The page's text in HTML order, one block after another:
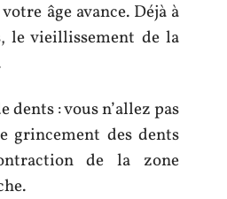
âge avance. Déjà à
le vieillissement de la
dents : vous n’allez pas
grincement des dents
de la zone